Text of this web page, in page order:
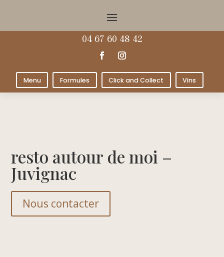
04 67 60 48 42
Menu Formules Click and Collect Vins
resto autour de moi –
Juvignac
Nous contacter